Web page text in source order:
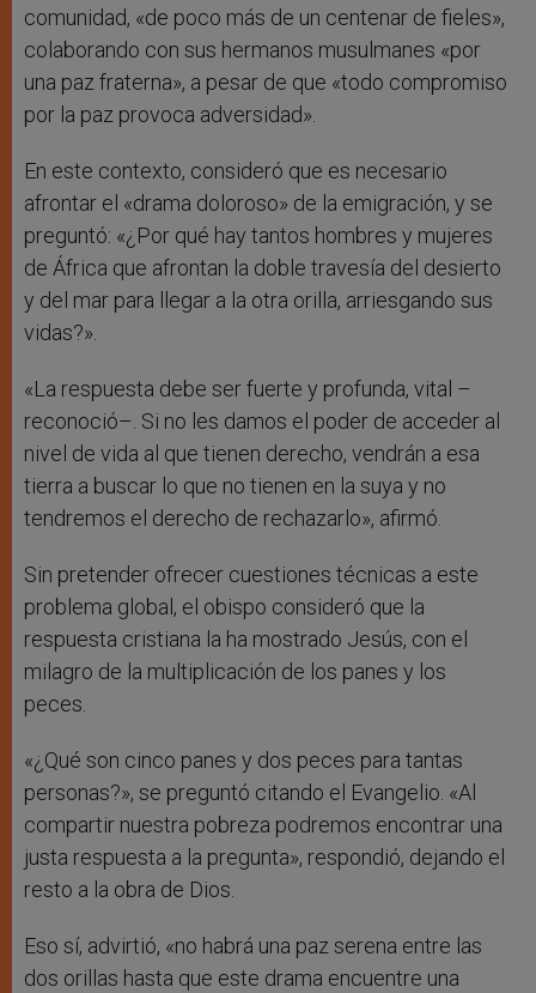
comunidad, «de poco más de un centenar de fieles»,
colaborando con sus hermanos musulmanes «por
una paz fraterna», a pesar de que «todo compromiso
por la paz provoca adversidad».
En este contexto, consideró que es necesario
afrontar el «drama doloroso» de la emigración, y se
preguntó: «¿Por qué hay tantos hombres y mujeres
de África que afrontan la doble travesía del desierto
y del mar para llegar a la otra orilla, arriesgando sus
vidas?».
«La respuesta debe ser fuerte y profunda, vital –
reconoció–. Si no les damos el poder de acceder al
nivel de vida al que tienen derecho, vendrán a esa
tierra a buscar lo que no tienen en la suya y no
tendremos el derecho de rechazarlo», afirmó.
Sin pretender ofrecer cuestiones técnicas a este
problema global, el obispo consideró que la
respuesta cristiana la ha mostrado Jesús, con el
milagro de la multiplicación de los panes y los
peces.
«¿Qué son cinco panes y dos peces para tantas
personas?», se preguntó citando el Evangelio. «Al
compartir nuestra pobreza podremos encontrar una
justa respuesta a la pregunta», respondió, dejando el
resto a la obra de Dios.
Eso sí, advirtió, «no habrá una paz serena entre las
dos orillas hasta que este drama encuentre una